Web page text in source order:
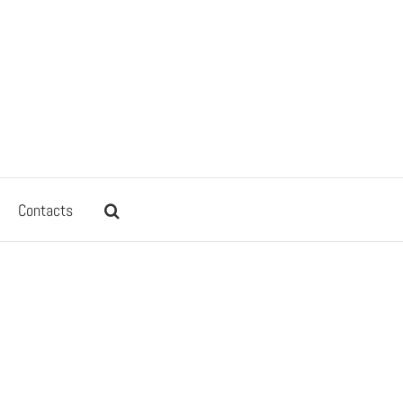
Contacts